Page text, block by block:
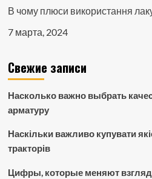
В чому плюси використання
7 марта, 2024
Свежие записи
Насколько важно выбрать
арматуру
Наскільки важливо купувати
тракторів
Цифры, которые меняют взгляд